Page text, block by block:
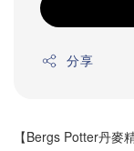
分享
【Bergs Potter丹麥